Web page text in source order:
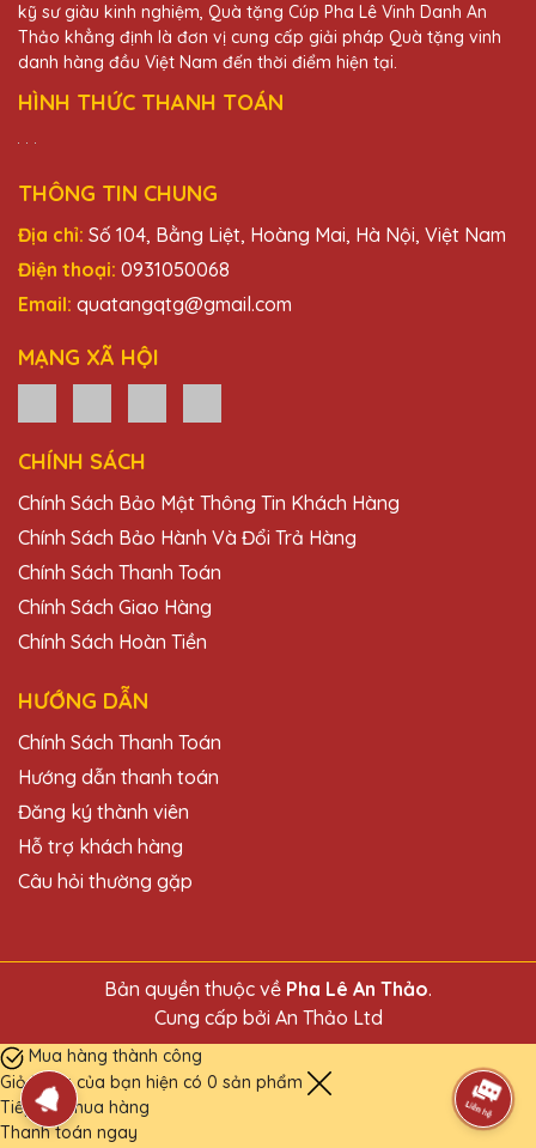
kỹ sư giàu kinh nghiệm, Quà tặng Cúp Pha Lê Vinh Danh An
Thảo khẳng định là đơn vị cung cấp giải pháp Quà tặng vinh
danh hàng đầu Việt Nam đến thời điểm hiện tại.
HÌNH THỨC THANH TOÁN
THÔNG TIN CHUNG
Địa chỉ: Số 104, Bằng Liệt, Hoàng Mai, Hà Nội, Việt Nam
Điện thoại: 0931050068
Email: quatangqtg@gmail.com
MẠNG XÃ HỘI
CHÍNH SÁCH
Chính Sách Bảo Mật Thông Tin Khách Hàng
Chính Sách Bảo Hành Và Đổi Trả Hàng
Chính Sách Thanh Toán
Chính Sách Giao Hàng
Chính Sách Hoàn Tiền
HƯỚNG DẪN
Chính Sách Thanh Toán
Hướng dẫn thanh toán
Đăng ký thành viên
Hỗ trợ khách hàng
Câu hỏi thường gặp
Bản quyền thuộc về Pha Lê An Thảo.
Cung cấp bởi An Thảo Ltd
Mua hàng thành công
Giỏ hàng của bạn hiện có 0 sản phẩm
Tiếp tục mua hàng
Thanh toán ngay